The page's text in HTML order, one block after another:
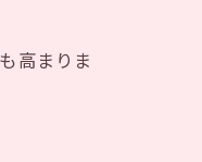
高まりま